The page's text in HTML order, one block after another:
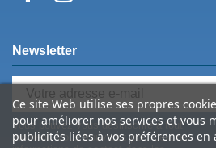
Ce site Web utilise ses propres
pour améliorer nos services et vous
publicités liées à vos préférences en
Newsletter
Vous pouvez vous désinscrire à tout
moment. Vous trouverez pour cela nos